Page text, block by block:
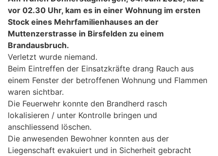
vor 02.30 Uhr, kam es in einer Wohnung im ersten
Stock eines Mehrfamilienhauses an der
Muttenzerstrasse in Birsfelden zu einem
Brandausbruch.
Verletzt wurde niemand.
Beim Eintreffen der Einsatzkräfte drang Rauch aus
einem Fenster der betroffenen Wohnung und Flammen
waren sichtbar.
Die Feuerwehr konnte den Brandherd rasch
lokalisieren / unter Kontrolle bringen und
anschliessend löschen.
Die anwesenden Bewohner konnten aus der
Liegenschaft evakuiert und in Sicherheit gebracht